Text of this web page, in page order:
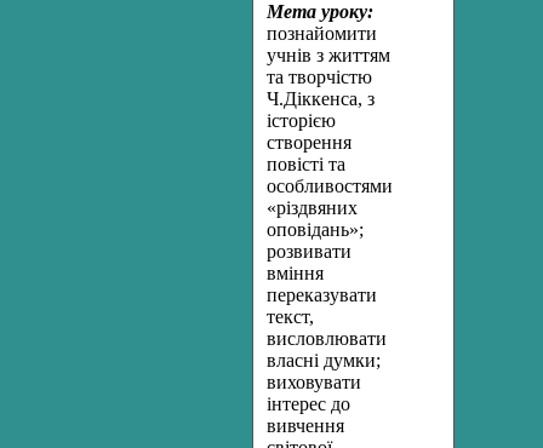
Мета уроку:
познайомити
учнів з життям
та творчістю
Ч.Діккенса, з
історією
створення
повісті та
особливостями
«різдвяних
оповідань»;
розвивати
вміння
переказувати
текст,
висловлювати
власні думки;
виховувати
інтерес до
вивчення